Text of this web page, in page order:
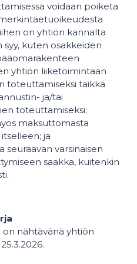
voidaan poiketa
on yhtiön kannalta
kuten osakkeiden
yhtiön liiketoimintaan
toteuttamiseksi taikka
ja/tai
toteuttamiseksi;
maksuttomasta
ja
seuraavan varsinaisen
saakka, kuitenkin
nähtävänä yhtiön